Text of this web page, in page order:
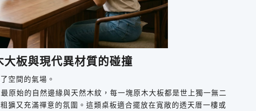
板與現代異材質的碰撞
空間的氣場。
原始的自然邊緣與天然木紋，每一塊原木大板都是世上獨一無二
獷又充滿禪意的氛圍。這類桌板適合擺放在寬敞的透天厝一樓或